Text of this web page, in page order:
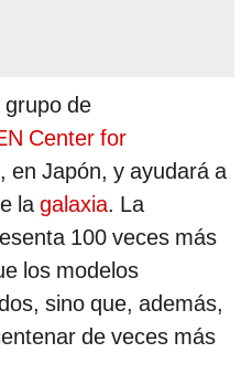
grupo de
Center for
, en Japón, y ayudará a
lagalaxia. La
100 veces más
los modelos
sino que, además,
de veces más